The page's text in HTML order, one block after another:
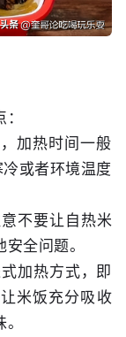
加热时间一般
或者环境温度
不要让自热米
全问题。
加热方式，即
米饭充分吸收